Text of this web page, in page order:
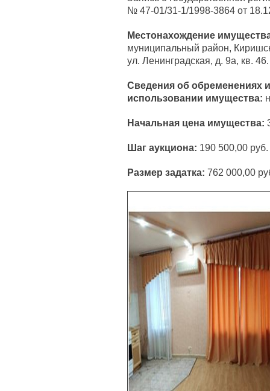
№ 47-01/31-1/1998-3864 от
Местонахождение
муниципальный район,
ул. Ленинградская, д. 9а, кв. 46.
Сведения об обременениях
использовании имущества:
Начальная цена имущества:
Шаг аукциона: 190 500,00 руб.
Размер задатка: 762 000,00